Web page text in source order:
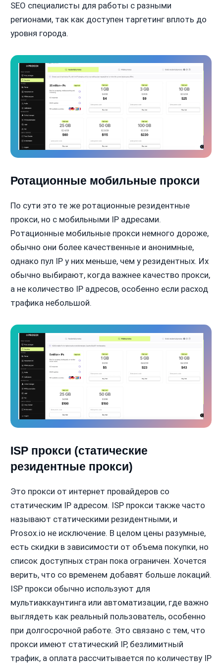
SEO специалисты для работы с разными
регионами, так как доступен таргетинг вплоть до
уровня города.
Ротационные мобильные прокси
По сути это те же ротационные резидентные
прокси, но с мобильными IP адресами.
Ротационные мобильные прокси немного дороже,
обычно они более качественные и анонимные,
однако пул IP у них меньше, чем у резидентных. Их
обычно выбирают, когда важнее качество прокси,
а не количество IP адресов, особенно если расход
трафика небольшой.
ISP прокси (статические
резидентные прокси)
Это прокси от интернет провайдеров со
статическим IP адресом. ISP прокси также часто
называют статическими резидентными, и
Prosox.io не исключение. В целом цены разумные,
есть скидки в зависимости от объема покупки, но
список доступных стран пока ограничен. Хочется
верить, что со временем добавят больше локаций.
ISP прокси обычно используют для
мультиаккаунтинга или автоматизации, где важно
выглядеть как реальный пользователь, особенно
при долгосрочной работе. Это связано с тем, что
прокси имеют статический IP, безлимитный
трафик, а оплата рассчитывается по количеству IP